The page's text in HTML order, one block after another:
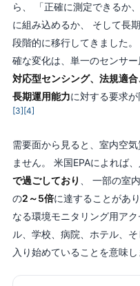
ら、 「正確に測定できるか
に組み込めるか、 そして長
段階的に移行してきました
確な変化は、単一のセンサ
対応型センシング、法規適
長期運用能力に対する要求が
[3][4]
需要面から見ると、室内空
ません。 米国EPAによれば
で過ごしており
、 一部の室
の2～5倍に達することがあ
なる環境モニタリング用ア
ル、学校、病院、ホテル、
入り始めていることを意味し